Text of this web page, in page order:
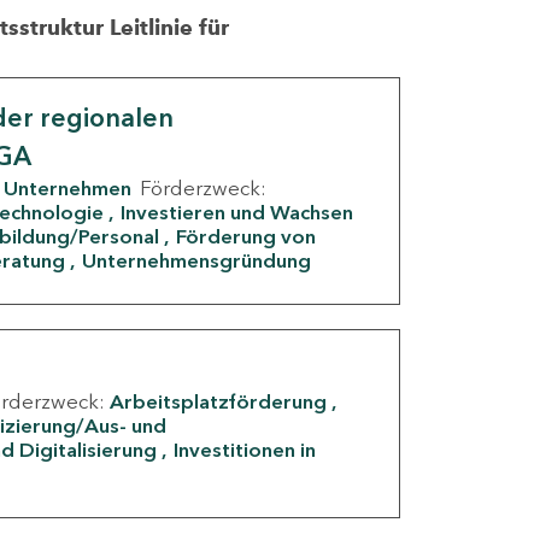
Leitlinie für
regionalen
Unternehmen Förderzweck:
Investieren und Wachsen
Personal
Förderung von
Unternehmensgründung
Arbeitsplatzförderung
Aus- und
Digitalisierung
Investitionen in